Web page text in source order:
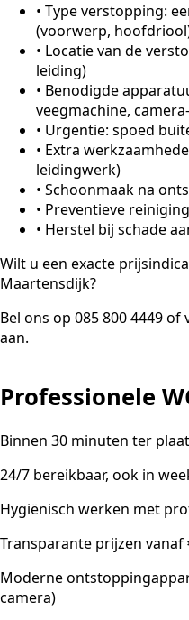
• Type verstopping:
(voorwerp,
• Locatie van de
leiding)
• Benodigde
veegmachine,
• Urgentie: spoed
• Extra
leidingwerk)
• Schoonmaak na
• Preventieve
• Herstel bij schade
Wilt u een exacte
Maartensdijk?
Bel ons op 085 800 4449
aan.
Professionele
Binnen 30 minuten ter
24/7 bereikbaar, ook in
Hygiënisch werken met
Transparante prijzen vanaf
Moderne
camera)